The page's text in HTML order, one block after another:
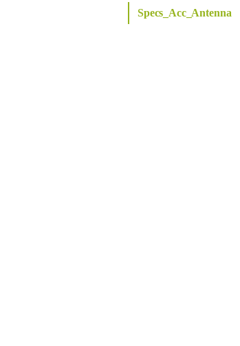
Specs_Acc_Antenna